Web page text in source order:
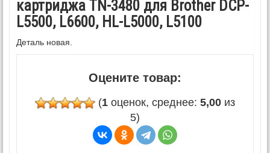
картриджа TN-3480 для Brother DCP-
L5500, L6600, HL-L5000, L5100
Деталь новая.
Оцените товар:
(1 оценок, среднее: 5,00 из
5)